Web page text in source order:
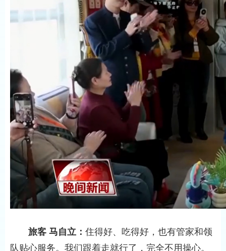
旅客 马自立： 住得好、吃得好，也有管家和领
队贴心服务。我们跟着走就行了，完全不用操心。